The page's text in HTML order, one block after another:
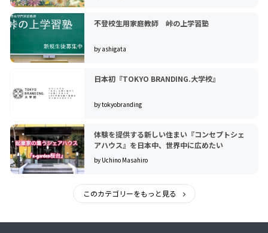
不登校生用家庭教師 峠の上学習塾
by ashigata
日本初『TOKYO BRANDING.大学校』
by tokyobranding
体験を提供する新しい住まい『コンセプトシェ
アハウス』を日本中、世界中に広めたい
by Uchino Masahiro
このカテゴリーをもっと見る